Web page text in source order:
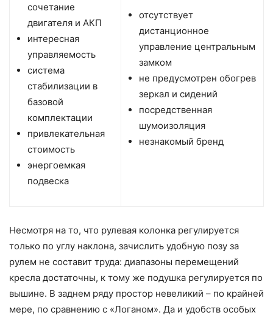
сочетание
двигателя и АКП
интересная
управляемость
система
стабилизации в
базовой
комплектации
привлекательная
стоимость
энергоемкая
подвеска
отсутствует
дистанционное
управление центральным
замком
не предусмотрен обогрев
зеркал и сидений
посредственная
шумоизоляция
незнакомый бренд
Несмотря на то, что рулевая колонка регулируется
только по углу наклона, зачислить удобную позу за
рулем не составит труда: диапазоны перемещений
кресла достаточны, к тому же подушка регулируется по
вышине. В заднем ряду простор невеликий – по крайней
мере, по сравнению с «Логаном». Да и удобств особых